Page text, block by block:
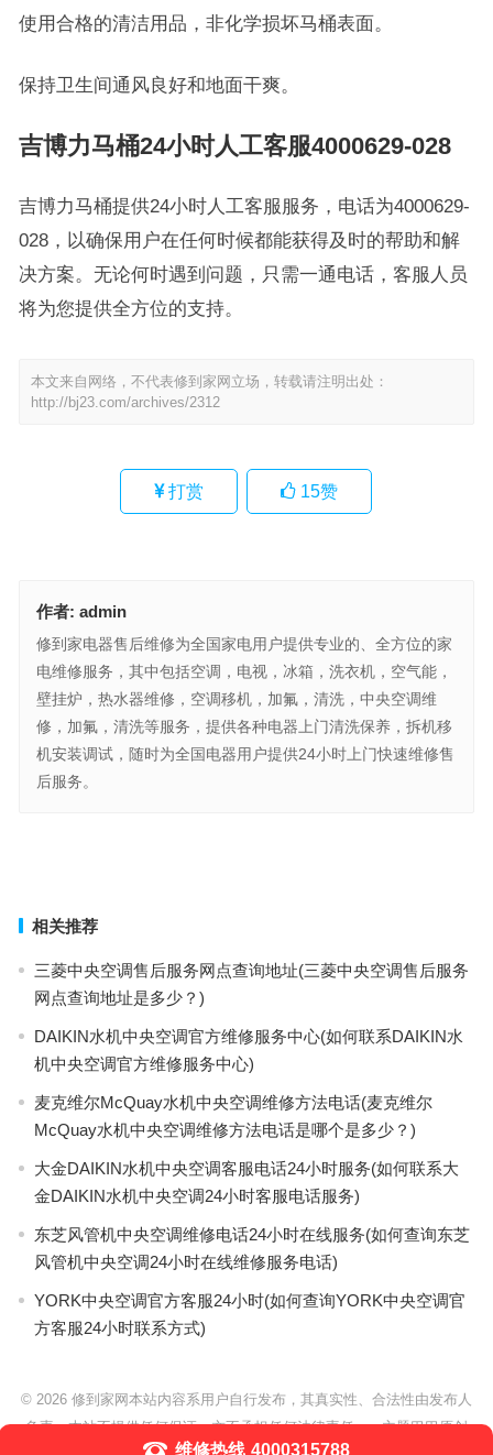
使用合格的清洁用品，非化学损坏马桶表面。
保持卫生间通风良好和地面干爽。
吉博力马桶24小时人工客服4000629-028
吉博力马桶提供24小时人工客服服务，电话为4000629-
028，以确保用户在任何时候都能获得及时的帮助和解
决方案。无论何时遇到问题，只需一通电话，客服人员
将为您提供全方位的支持。
本文来自网络，不代表修到家网立场，转载请注明出处：
http://bj23.com/archives/2312
打赏 15赞
作者: admin
修到家电器售后维修为全国家电用户提供专业的、全方位的家
电维修服务，其中包括空调，电视，冰箱，洗衣机，空气能，
壁挂炉，热水器维修，空调移机，加氟，清洗，中央空调维
修，加氟，清洗等服务，提供各种电器上门清洗保养，拆机移
机安装调试，随时为全国电器用户提供24小时上门快速维修售
后服务。
相关推荐
三菱中央空调售后服务网点查询地址(三菱中央空调售后服务
网点查询地址是多少？)
DAIKIN水机中央空调官方维修服务中心(如何联系DAIKIN水
机中央空调官方维修服务中心)
麦克维尔McQuay水机中央空调维修方法电话(麦克维尔
McQuay水机中央空调维修方法电话是哪个是多少？)
大金DAIKIN水机中央空调客服电话24小时服务(如何联系大
金DAIKIN水机中央空调24小时客服电话服务)
东芝风管机中央空调维修电话24小时在线服务(如何查询东芝
风管机中央空调24小时在线维修服务电话)
YORK中央空调官方客服24小时(如何查询YORK中央空调官
方客服24小时联系方式)
© 2026 修到家网本站内容系用户自行发布，其真实性、合法性由发布人
负责，本站不提供任何保证，亦不承担任何法律责任。- 主题巴巴原创
维修热线 4000315788